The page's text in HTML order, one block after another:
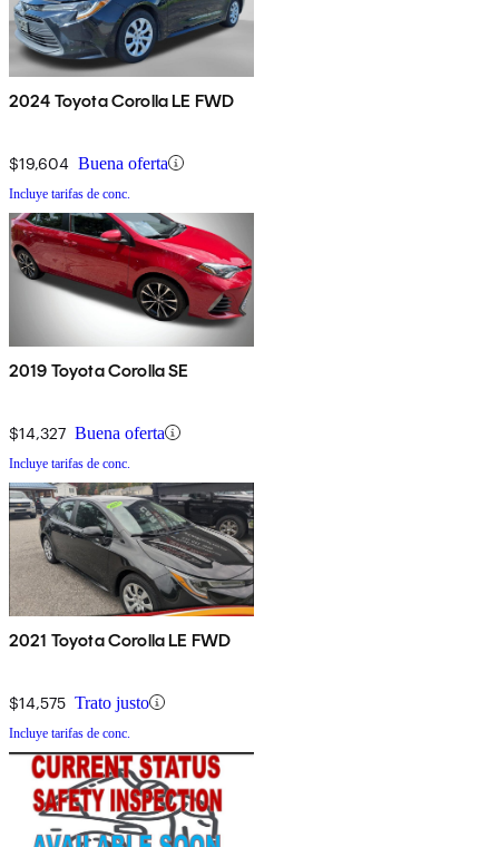
2024 Toyota Corolla LE FWD
$19,604 Buena oferta
Incluye tarifas de conc.
2019 Toyota Corolla SE
$14,327 Buena oferta
Incluye tarifas de conc.
2021 Toyota Corolla LE FWD
$14,575 Trato justo
Incluye tarifas de conc.